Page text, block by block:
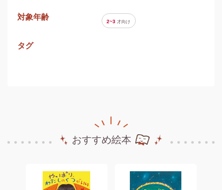
対象年齢
2~3 才向け
タグ
おすすめ絵本